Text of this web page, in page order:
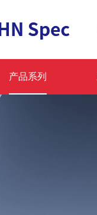
产品系列